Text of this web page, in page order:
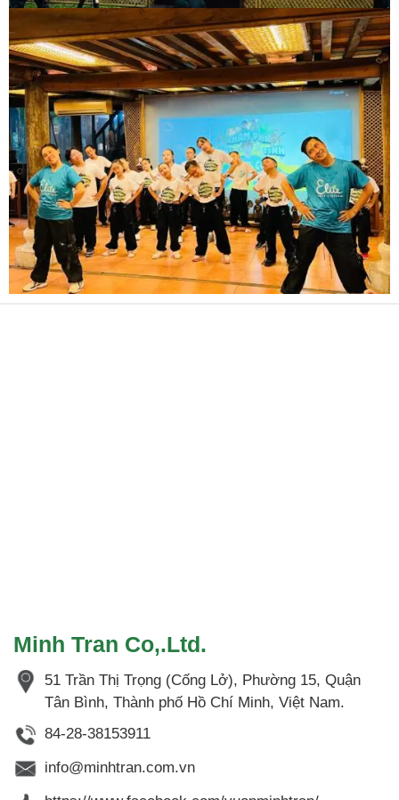
Minh Tran Co,.Ltd.
51 Trần Thị Trọng (Cống Lở), Phường 15, Quận
Tân Bình, Thành phố Hồ Chí Minh, Việt Nam.
84-28-38153911
info@minhtran.com.vn